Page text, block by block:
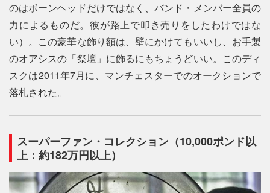
のはボーンヘッドだけではなく、バンド・メンバー全員の
力によるものだ。彼が路上で叩き売りをしたわけではな
い）。この豪華な飾り額は、壁にかけてもいいし、お手製
のオアシスの「祭壇」に飾るにもちょうどいい。このディ
スクは2011年7月に、マンチェスターでのオークションで
落札された。
スーパーファン・コレクション（10,000ポンド以
上：約182万円以上）